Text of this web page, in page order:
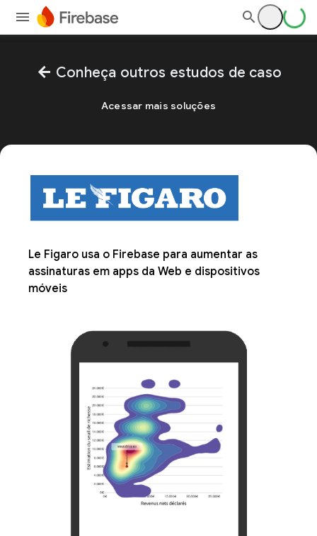
arrow_back Conheça outros estudos de caso
Acessar mais soluções
Le Figaro usa o Firebase para aumentar as
assinaturas em apps da Web e dispositivos
móveis